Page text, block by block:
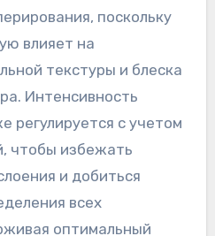
поскольку
влияет на
текстуры и блеска
Интенсивность
регулируется с учетом
чтобы избежать
и добиться
всех
оптимальный